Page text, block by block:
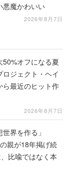
悪魔かわいい
2026年8月7日
オフになる夏
ジェクト・ヘイ
ら最近のヒット作
2026年8月7日
界を作る」
親が18年掲げ続
比喩ではなく本